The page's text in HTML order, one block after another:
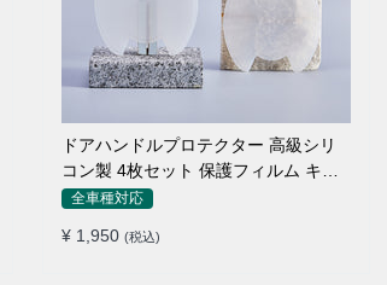
ドアハンドルプロテクター 高級シリ
コン製 4枚セット 保護フィルム キズ
防止 全車種
全車種対応
¥ 1,950 (税込)